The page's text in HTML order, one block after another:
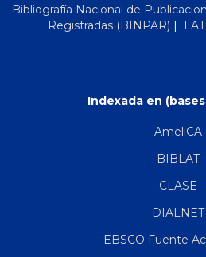
Bibliografía Nacional de
Registradas (BINPAR)
Indexada en
AmeliCA
BIBLAT
CLASE
DIALNET
EBSCO Fuente